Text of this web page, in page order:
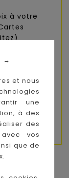
→
et nous
une
à des
des
vos
que de
à votre
que
pour
livrée à
pour la